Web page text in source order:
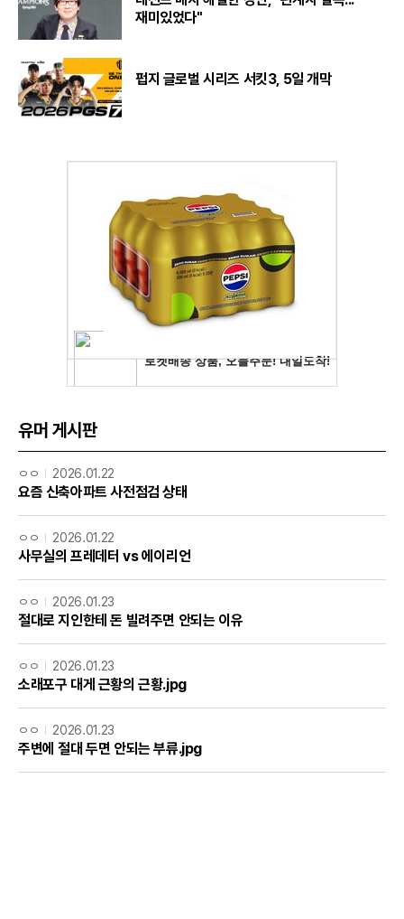
재미있었다"
펍지 글로벌 시리즈 서킷3, 5일 개막
유머 게시판
ㅇㅇ 2026.01.22
요즘 신축아파트 사전점검 상태
ㅇㅇ 2026.01.22
사무실의 프레데터 vs 에이리언
ㅇㅇ 2026.01.23
절대로 지인한테 돈 빌려주면 안되는 이유
ㅇㅇ 2026.01.23
소래포구 대게 근황의 근황.jpg
ㅇㅇ 2026.01.23
주변에 절대 두면 안되는 부류.jpg